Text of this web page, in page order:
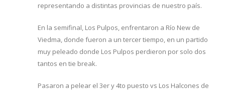
representando a distintas provincias de nuestro país.
En la semifinal, Los Pulpos, enfrentaron a Río New de
Viedma, donde fueron a un tercer tiempo, en un partido
muy peleado donde Los Pulpos perdieron por solo dos
tantos en tie break.
Pasaron a pelear el 3er y 4to puesto vs Los Halcones de